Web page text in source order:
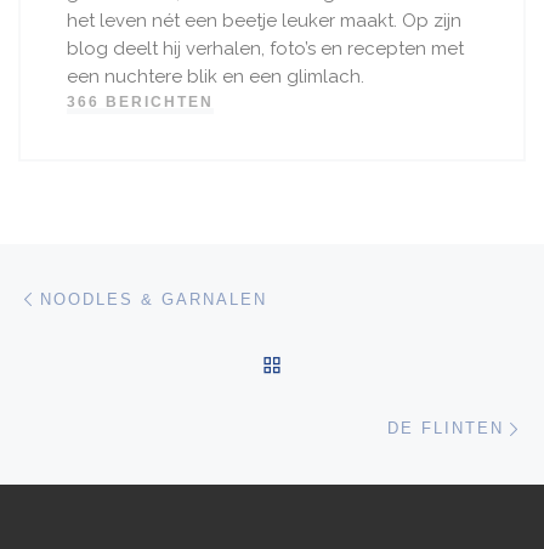
het leven nét een beetje leuker maakt. Op zijn
blog deelt hij verhalen, foto’s en recepten met
een nuchtere blik en een glimlach.
366 BERICHTEN
Bericht navigatie
NOODLES & GARNALEN
DE FLINTEN